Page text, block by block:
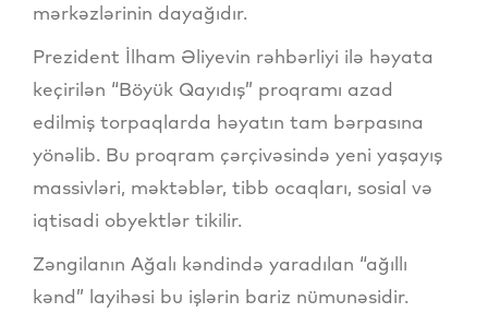
mərkəzlərinin dayağıdır.
Prezident İlham Əliyevin rəhbərliyi ilə həyata
keçirilən “Böyük Qayıdış” proqramı azad
edilmiş torpaqlarda həyatın tam bərpasına
yönəlib. Bu proqram çərçivəsində yeni yaşayış
massivləri, məktəblər, tibb ocaqları, sosial və
iqtisadi obyektlər tikilir.
Zəngilanın Ağalı kəndində yaradılan “ağıllı
kənd” layihəsi bu işlərin bariz nümunəsidir.